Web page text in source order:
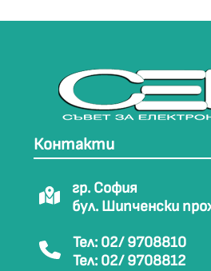
Контакти
гр. София
бул. Шипченски
Тел: 02/ 9708810
Тел: 02/ 9708812